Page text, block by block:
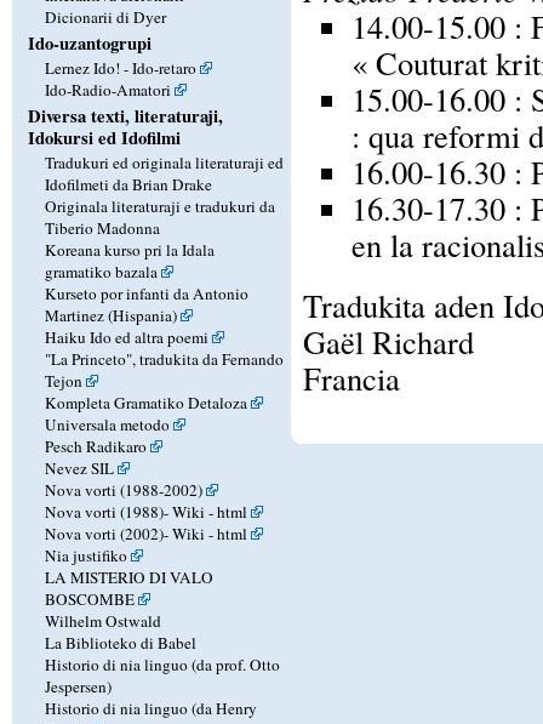
Dicionarii di Dyer
Ido-uzantogrupi
Lernez Ido! - Ido-retaro
Ido-Radio-Amatori
Diversa texti, literaturaji,
Idokursi ed Idofilmi
Tradukuri ed originala literaturaji ed
Idofilmeti da Brian Drake
Originala literaturaji e tradukuri da
Tiberio Madonna
Koreana kurso pri la Idala
gramatiko bazala
Kurseto por infanti da Antonio
Martinez (Hispania)
Haiku Ido ed altra poemi
"La Princeto", tradukita da Fernando
Tejon
Kompleta Gramatiko Detaloza
Universala metodo
Pesch Radikaro
Nevez SIL
Nova vorti (1988-2002)
Nova vorti (1988)-Wiki -html
Nova vorti (2002)-Wiki -html
Nia justifiko
LA MISTERIO DI VALO
BOSCOMBE
Wilhelm Ostwald
La Biblioteko di Babel
Historio di nia linguo (da prof. Otto
Jespersen)
Historio di nia linguo (da Henry
14.00-15.00 :
« Couturat
15.00-16.00 :
: qua reformi
16.00-16.30 :
16.30-17.30 :
en la
Tradukita aden
Gaël Richard
Francia